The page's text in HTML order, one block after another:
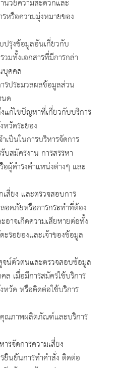
นวยความสะดวกและ
หรือความมุ่งหมายของ
ปรุงข้อมูลอันเกี่ยวกับ
มทั้งเอกสารที่มีการกล่า
บุคคล
รประมวลผลข้อมูลส่วน
ด
แก้ไขปัญหาที่เกี่ยวกับบริการ
หวัดระยอง
เป็นในการบริหารจัดการ
บสมัครงาน การสรรหา
ผู้ดำรงตำแหน่งต่างๆ และ
สี่ยง และตรวจสอบการ
อดภัยหรือการกระทำที่ต้อง
าจเกิดความเสียหายต่อทั้ง
รอยองและเจ้าของข้อมูล
น์ตัวตนและตรวจสอบข้อมูล
เมื่อมีการสมัครใช้บริการ
หวัด หรือติดต่อใช้บริการ
ณภาพผลิตภัณฑ์และบริการ
รจัดการความเสี่ยง
ยืนยันการทำคำสั่ง ติดต่อ